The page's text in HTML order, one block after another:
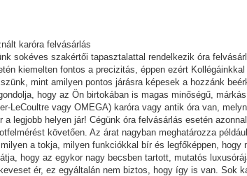
karóra felvásárlás
sokéves szakértői tapasztalattal rendelkezik óra
kiemelten fontos a precizitás, éppen ezért
mint amilyen pontos járásra képesek a hozzánk
hogy az Ön birtokában is magas minőségű,
LeCoultre vagy OMEGA) karóra vagy antik óra van,
a legjobb helyen jár! Cégünk óra felvásárlás esetén
követően. Az árat nagyban meghatározza
a tokja, milyen funkciókkal bír és legfőképpen, hogy
hogy az egykor nagy becsben tartott, mutatós
ér, ez egyáltalán nem biztos, hogy így is van. Sok